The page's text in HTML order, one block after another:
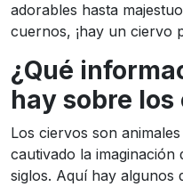
adorables hasta
cuernos, ¡hay un ciervo
¿Qué
hay sobre los
Los ciervos son
cautivado la imaginación
siglos. Aquí hay algunos